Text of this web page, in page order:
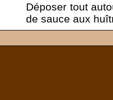
Déposer tout
de sauce aux